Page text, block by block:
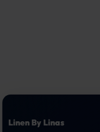
Linen By Linas